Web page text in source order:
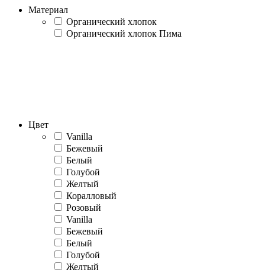
Материал
Органический хлопок
Органический хлопок Пима
Цвет
Vanilla
Бежевый
Белый
Голубой
Желтый
Коралловый
Розовый
Vanilla
Бежевый
Белый
Голубой
Желтый